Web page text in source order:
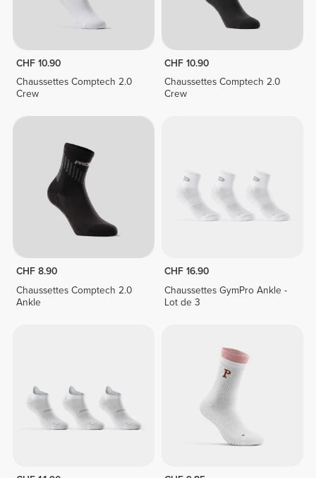
CHF 10.90
Chaussettes Comptech 2.0
Crew
CHF 10.90
Chaussettes Comptech 2.0
Crew
CHF 8.90
Chaussettes Comptech 2.0
Ankle
CHF 16.90
Chaussettes GymPro Ankle -
Lot de 3